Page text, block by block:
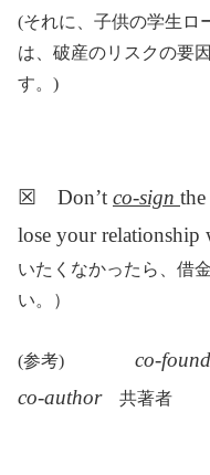
(それに、子供の学生ロ
は、破産のリスクの要
す。)
☒ Don’t co-sign
lose your
いたくなかったら、借
い。）
(参考) co-
co-author共著者